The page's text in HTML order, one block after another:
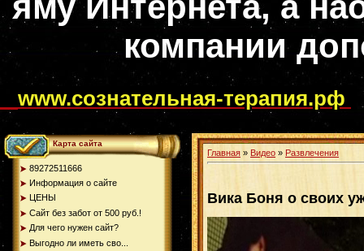
компании
www.сознательная-терапия.рф
Карта сайта
89272511666
Информация о сайте
ЦЕНЫ
Сайт без забот от 500 руб.!
Для чего нужен сайт?
Выгодно ли иметь сво...
Главная » Видео » Развлечения
Вика Боня о своих